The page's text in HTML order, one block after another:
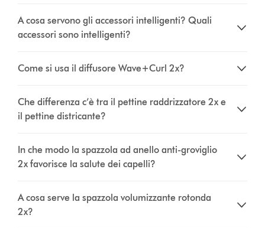
A cosa servono gli accessori intelligenti? Quali
accessori sono intelligenti?
Come si usa il diffusore Wave+Curl 2x?
Che differenza c’è tra il pettine raddrizzatore 2x e
il pettine districante?
In che modo la spazzola ad anello anti-groviglio
2x favorisce la salute dei capelli?
A cosa serve la spazzola volumizzante rotonda
2x?